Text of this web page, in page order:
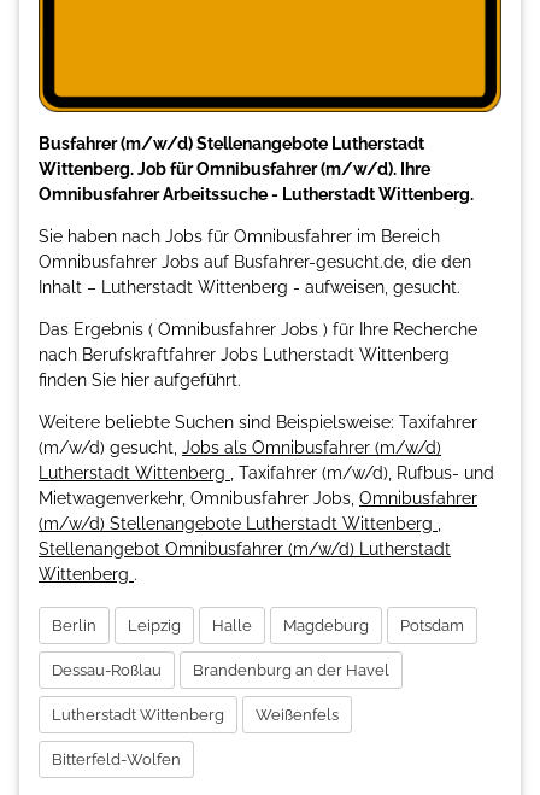
Busfahrer (m/w/d) Stellenangebote Lutherstadt
Wittenberg. Job für Omnibusfahrer (m/w/d). Ihre
Omnibusfahrer Arbeitssuche - Lutherstadt Wittenberg.
Sie haben nach Jobs für Omnibusfahrer im Bereich
Omnibusfahrer Jobs auf Busfahrer-gesucht.de, die den
Inhalt – Lutherstadt Wittenberg - aufweisen, gesucht.
Das Ergebnis ( Omnibusfahrer Jobs ) für Ihre Recherche
nach Berufskraftfahrer Jobs Lutherstadt Wittenberg
finden Sie hier aufgeführt.
Weitere beliebte Suchen sind Beispielsweise: Taxifahrer
(m/w/d) gesucht, Jobs als Omnibusfahrer (m/w/d)
Lutherstadt Wittenberg
, Taxifahrer (m/w/d), Rufbus- und
Mietwagenverkehr, Omnibusfahrer Jobs, Omnibusfahrer
(m/w/d) Stellenangebote Lutherstadt Wittenberg
Stellenangebot Omnibusfahrer (m/w/d) Lutherstadt
Wittenberg .
Berlin Leipzig Halle Magdeburg Potsdam
Dessau-Roßlau Brandenburg an der Havel
Lutherstadt Wittenberg Weißenfels
Bitterfeld-Wolfen